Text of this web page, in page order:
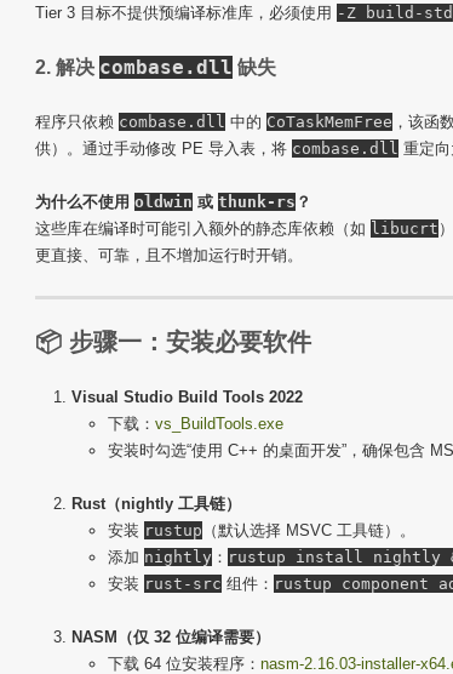
Tier 3 目标不提供预编译标准库，必须使用 -Z build-std
2. 解决 combase.dll 缺失
程序只依赖 combase.dll 中的 CoTaskMemFree ，该函
供）。通过手动修改 PE 导入表，将 combase.dll 重定向
为什么不使用 oldwin 或 thunk-rs ？
这些库在编译时可能引入额外的静态库依赖（如 libucrt
更直接、可靠，且不增加运行时开销。
📦 步骤一：安装必要软件
Visual Studio Build Tools 2022
下载： vs_BuildTools.exe
安装时勾选“使用 C++ 的桌面开发”，确保包含
Rust（nightly 工具链）
安装 rustup （默认选择 MSVC 工具链）。
添加 nightly ： rustup install nightly
安装 rust-src 组件： rustup component
NASM（仅 32 位编译需要）
下载 64 位安装程序： nasm-2.16.03-installer-